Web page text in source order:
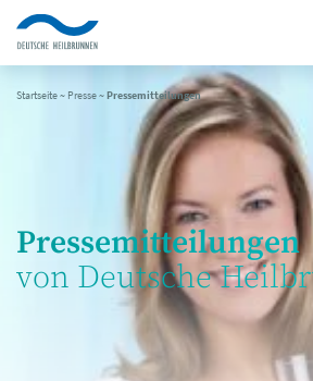
Startseite~ Presse~Pressemitteilungen
Pressemitteilungen
von Deutsche